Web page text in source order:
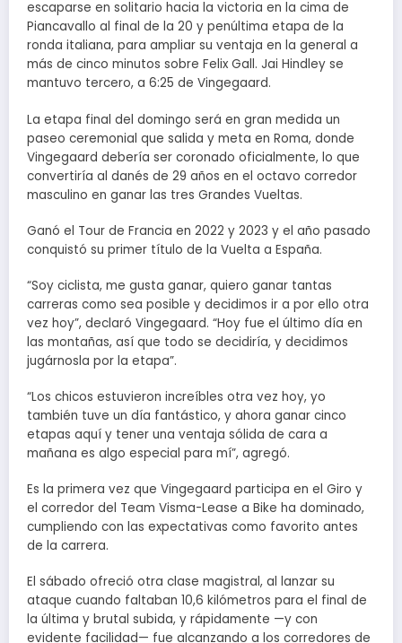
escaparse en solitario hacia la victoria en la cima de
Piancavallo al final de la 20 y penúltima etapa de la
ronda italiana, para ampliar su ventaja en la general a
más de cinco minutos sobre Felix Gall. Jai Hindley se
mantuvo tercero, a 6:25 de Vingegaard.
La etapa final del domingo será en gran medida un
paseo ceremonial que salida y meta en Roma, donde
Vingegaard debería ser coronado oficialmente, lo que
convertiría al danés de 29 años en el octavo corredor
masculino en ganar las tres Grandes Vueltas.
Ganó el Tour de Francia en 2022 y 2023 y el año pasado
conquistó su primer título de la Vuelta a España.
“Soy ciclista, me gusta ganar, quiero ganar tantas
carreras como sea posible y decidimos ir a por ello otra
vez hoy”, declaró Vingegaard. “Hoy fue el último día en
las montañas, así que todo se decidiría, y decidimos
jugárnosla por la etapa”.
“Los chicos estuvieron increíbles otra vez hoy, yo
también tuve un día fantástico, y ahora ganar cinco
etapas aquí y tener una ventaja sólida de cara a
mañana es algo especial para mí”, agregó.
Es la primera vez que Vingegaard participa en el Giro y
el corredor del Team Visma-Lease a Bike ha dominado,
cumpliendo con las expectativas como favorito antes
de la carrera.
El sábado ofreció otra clase magistral, al lanzar su
ataque cuando faltaban 10,6 kilómetros para el final de
la última y brutal subida, y rápidamente —y con
evidente facilidad— fue alcanzando a los corredores de